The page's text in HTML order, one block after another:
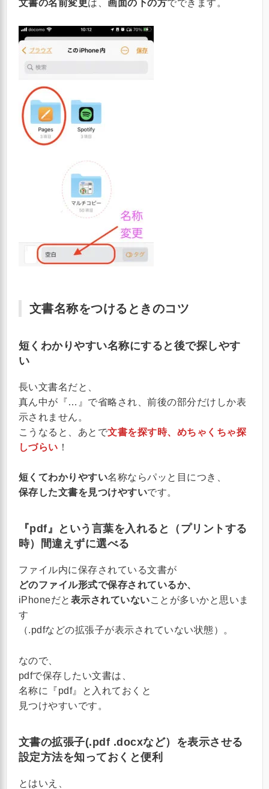
文書の名前変更は、 画面の下の方でできます。
文書名称をつけるときのコツ
短くわかりやすい名称にすると後で探しやす
い
長い文書名だと、
真ん中が『…』で省略され、前後の部分だけしか表
示されません。
こうなると、あとで文書を探す時、めちゃくちゃ探
しづらい ！
短くてわかりやすい名称ならパッと目につき、
保存した文書を見つけやすいです。
『pdf』という言葉を入れる と（プリントする
時）間違えずに選べる
ファイル内に保存されている文書が
どのファイル形式で保存されているか、
iPhoneだと 表示されていないことが多いかと思いま
す
（.pdfなどの拡張子が表示されていない状態）。
なので、
pdfで保存したい文書は、
名称に『pdf』と入れておくと
見つけやすいです。
文書の拡張子(.pdf .docxなど）を表示させる
設定方法を知っておくと便利
とはいえ、